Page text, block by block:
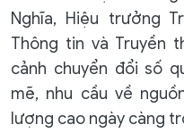
Nghĩa, Hiệu trưởng
Thông tin và Truyền
cảnh chuyển đổi số
mẽ, nhu cầu về
lượng cao ngày càng